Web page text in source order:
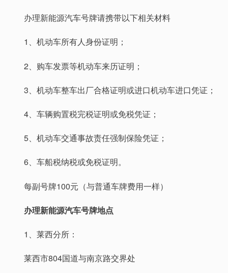
办理新能源汽车号牌请携带以下相关材料
1、机动车所有人身份证明；
2、购车发票等机动车来历证明；
3、机动车整车出厂合格证明或进口机动车进口凭证；
4、车辆购置税完税证明或免税凭证；
5、机动车交通事故责任强制保险凭证；
6、车船税纳税或免税证明。
每副号牌100元（与普通车牌费用一样）
办理新能源汽车号牌地点
1、莱西分所：
莱西市804国道与南京路交界处